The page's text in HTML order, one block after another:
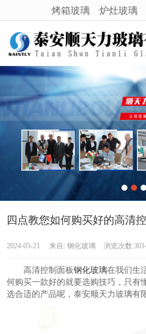
烤箱玻璃 炉灶玻璃
四点教您如何购买好的高清
2024-05-21 来自:钢化玻璃 浏览次数
高清控制面板钢化玻璃在我们生
何购买一款好的就要选购技巧，只有
选合适的产品呢，泰安顺天力玻璃有